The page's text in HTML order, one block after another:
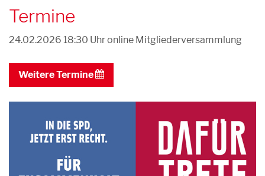
Termine
24.02.2026 18:30 Uhronline Mitgliederversammlung
Weitere Termine